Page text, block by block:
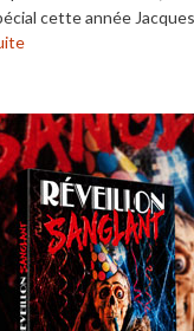
cette année